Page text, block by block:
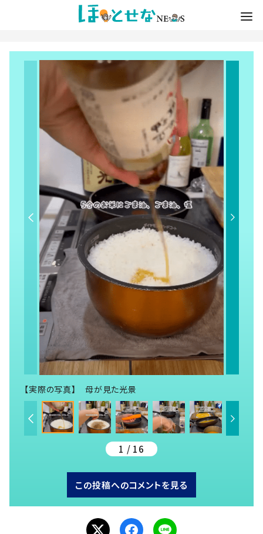
【実際の写真】 母が見た光景
1 / 16
この投稿へのコメントを見る